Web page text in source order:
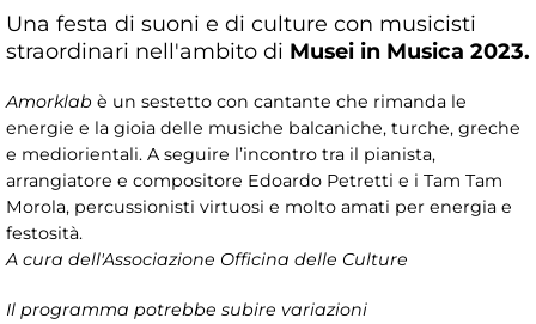
Una festa di suoni e di culture con musicisti
straordinari nell'ambito di Musei in Musica 2023.
Amorklab è un sestetto con cantante che rimanda le
energie e la gioia delle musiche balcaniche, turche, greche
e mediorientali. A seguire l’incontro tra il pianista,
arrangiatore e compositore Edoardo Petretti e i Tam Tam
Morola, percussionisti virtuosi e molto amati per energia e
festosità.
A cura dell'Associazione Officina delle Culture
Il programma potrebbe subire variazioni